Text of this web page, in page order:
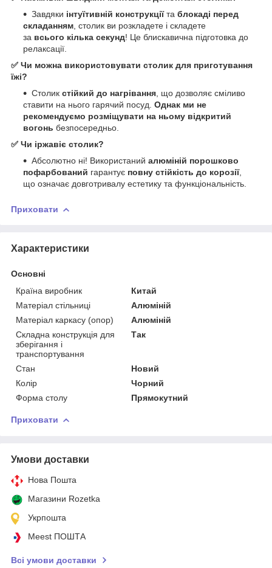
Завдяки інтуїтивній конструкціїта блокаді перед
складанням , столик ви розкладете і складете
за всього кілька секунд! Це блискавична підготовка до
релаксації.
✅ Чи можна використовувати столик для приготування
їжі?
Столик стійкий до нагрівання , що дозволяє сміливо
ставити на нього гарячий посуд. Однак ми не
рекомендуємо розміщувати на ньому відкритий
вогонь безпосередньо.
✅ Чи іржавіє столик?
Абсолютно ні! Використаний алюміній порошково
пофарбований гарантує повну стійкість до корозії,
що означає довготривалу естетику та функціональність.
Приховати
Характеристики
Основні
Країна виробник
Китай
Матеріал стільниці
Алюміній
Матеріал каркасу (опор)
Алюміній
Складна конструкція для
зберігання і
транспортування
Так
Стан
Новий
Колір
Чорний
Форма столу
Прямокутний
Приховати
Умови доставки
Нова Пошта
Магазини Rozetka
Укрпошта
Meest ПОШТА
Всі умови доставки